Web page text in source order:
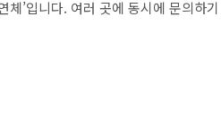
’입니다. 여러 곳에 동시에 문의하기